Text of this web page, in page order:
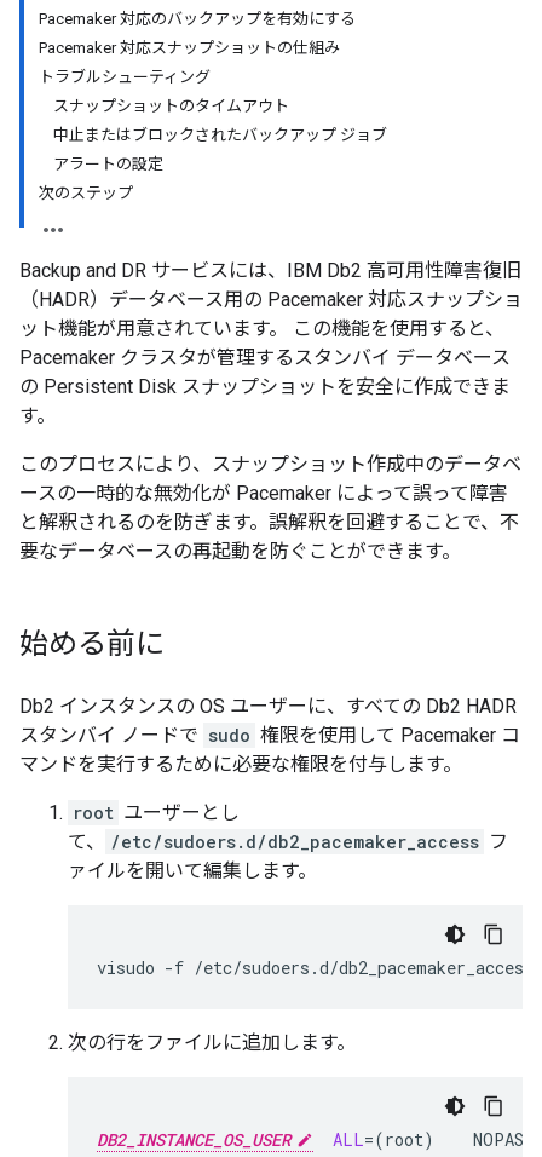
Pacemaker 対応のバックアップを有効にする
Pacemaker 対応スナップショットの仕組み
トラブルシューティング
スナップショットのタイムアウト
中止またはブロックされたバックアップ ジョブ
アラートの設定
次のステップ
Backup and DR サービスには、IBM Db2 高可用性障害復旧
（HADR）データベース用の Pacemaker 対応スナップショ
ット機能が用意されています。 この機能を使用すると、
Pacemaker クラスタが管理するスタンバイ データベース
の Persistent Disk スナップショットを安全に作成できま
す。
このプロセスにより、スナップショット作成中のデータベ
ースの一時的な無効化が Pacemaker によって誤って障害
と解釈されるのを防ぎます。誤解釈を回避することで、不
要なデータベースの再起動を防ぐことができます。
始める前に
Db2 インスタンスの OS ユーザーに、すべての Db2 HADR
スタンバイ ノードで sudo 権限を使用して Pacemaker コ
マンドを実行するために必要な権限を付与します。
root ユーザーとし
て、
/etc/sudoers.d/db2_pacemaker_access フ
ァイルを開いて編集します。
visudo -f
次の行をファイルに追加します。
DB2_INSTANCE_OS_USER ALL=(root)